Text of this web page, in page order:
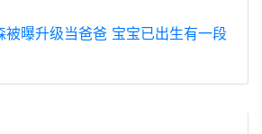
被曝升级当爸爸 宝宝已出生有一段